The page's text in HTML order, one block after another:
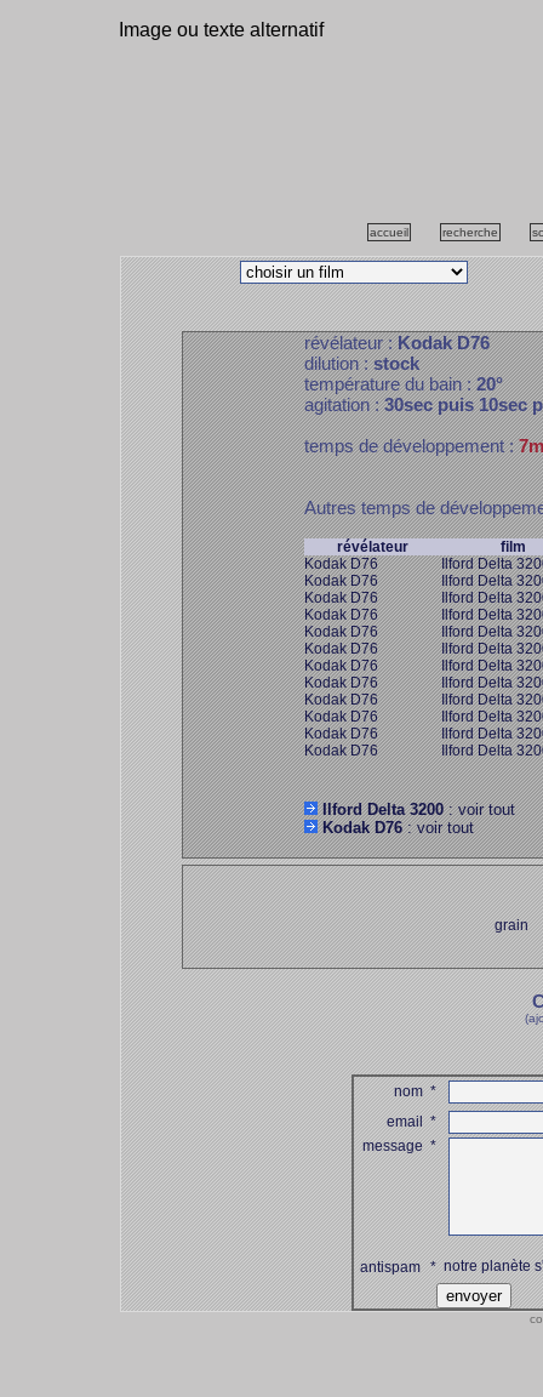
Image ou texte alternatif
accueil recherche
révélateur :Kodak D76
dilution :stock
température du bain :20°
agitation :30sec puis 10sec
temps de développement :
Autres temps de
révélateur
film
Kodak D76
Ilford Delta
Kodak D76
Ilford Delta
Kodak D76
Ilford Delta
Kodak D76
Ilford Delta
Kodak D76
Ilford Delta
Kodak D76
Ilford Delta
Kodak D76
Ilford Delta
Kodak D76
Ilford Delta
Kodak D76
Ilford Delta
Kodak D76
Ilford Delta
Kodak D76
Ilford Delta
Kodak D76
Ilford Delta
Ilford Delta 3200: voir tout
Kodak D76: voir tout
grain
nom*
email*
message*
antispam *notre planète